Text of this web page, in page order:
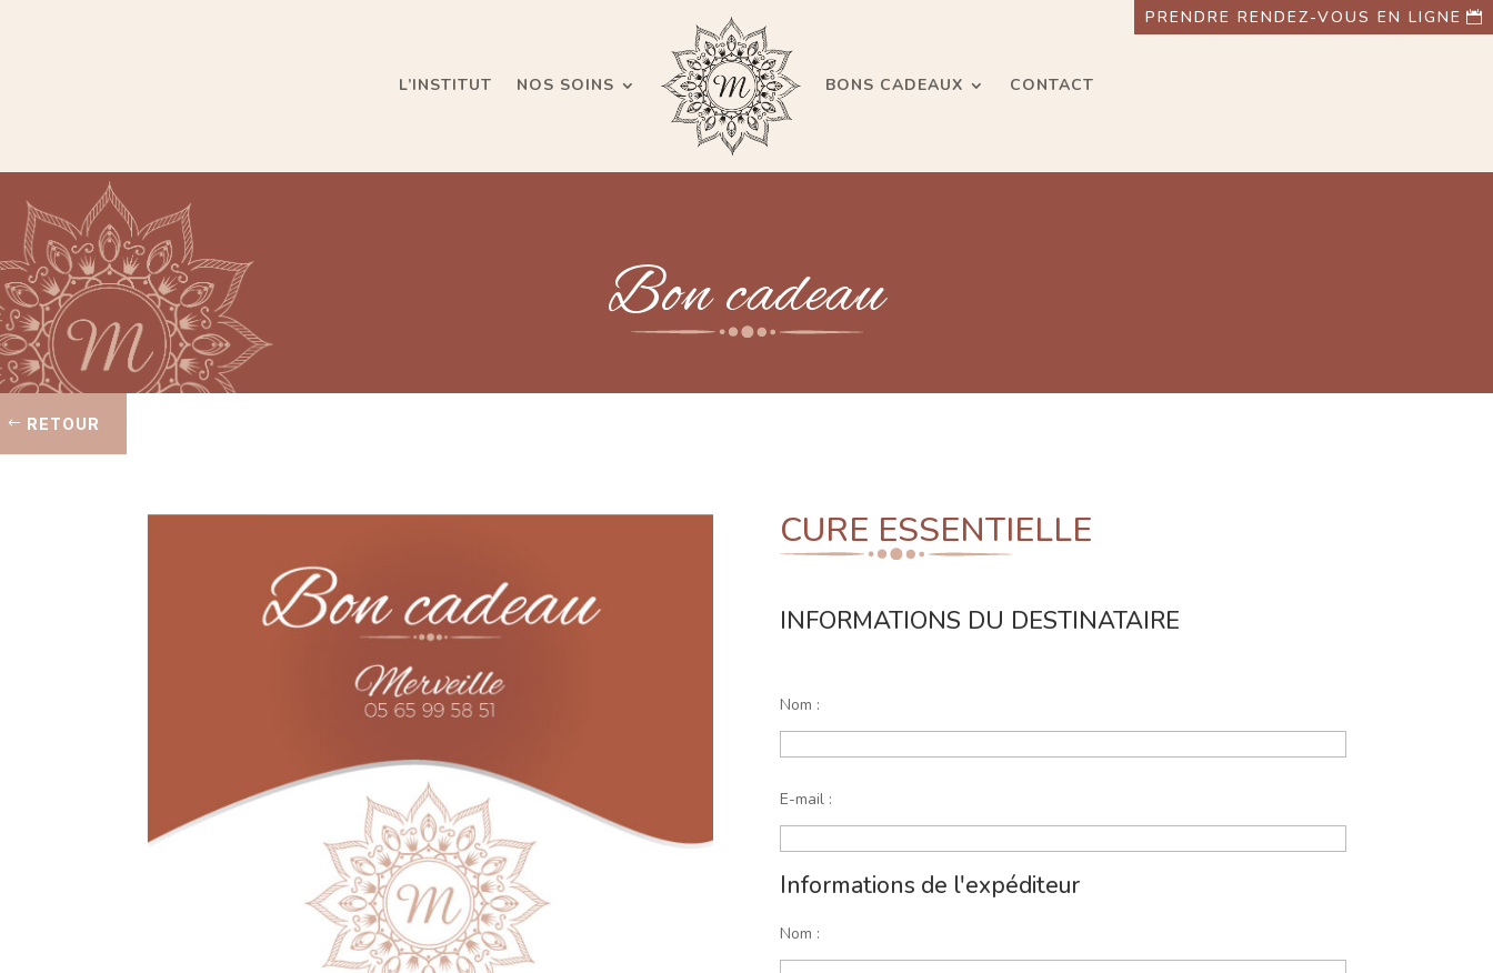
PRENDRE RENDEZ-VOUS EN LIGNE
L’INSTITUT NOS SOINS BONS CADEAUX CONTACT
Bon cadeau
RETOUR
CURE ESSENTIELLE
INFORMATIONS DU DESTINATAIRE
Nom :
E-mail :
Informations de l'expéditeur
Nom :